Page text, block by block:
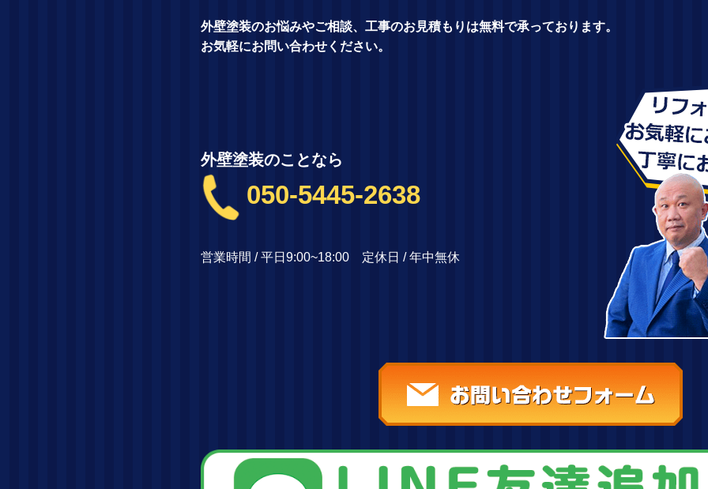
外壁塗装のお悩みやご相談、工事のお見積もりは無料で承っております。
お気軽にお問い合わせください。
外壁塗装のことなら
050-5445-2638
営業時間 / 平日9:00~18:00 定休日 / 年中無休